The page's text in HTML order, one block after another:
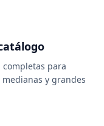
completas para
y grandes